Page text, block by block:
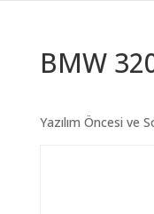
BMW
Yazılım Öncesi ve